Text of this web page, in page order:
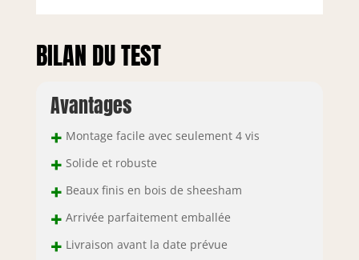
BILAN DU TEST
Avantages
+ Montage facile avec seulement 4 vis
+ Solide et robuste
+ Beaux finis en bois de sheesham
+ Arrivée parfaitement emballée
+ Livraison avant la date prévue